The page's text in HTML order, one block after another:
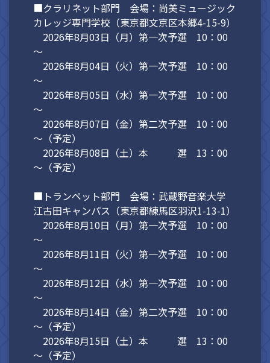
■クラリネット部門 会場：尚美ミュージック
カレッジ専門学校（東京都文京区本郷4-15-9）
2026年8月03日（月）第一次予選 10：00
～
2026年8月04日（火）第一次予選 10：00
～
2026年8月05日（水）第一次予選 10：00
～
2026年8月07日（金）第二次予選 10：00
～（予定）
2026年8月08日（土）本 選 13：00
～（予定）
■トランペット部門 会場：武蔵野音楽大学
江古田キャンパス（東京都練馬区羽沢1-13-1）
2026年8月10日（月）第一次予選 10：00
～
2026年8月11日（火）第一次予選 10：00
～
2026年8月12日（水）第一次予選 10：00
～
2026年8月14日（金）第二次予選 10：00
～（予定）
2026年8月15日（土）本 選 13：00
～（予定）